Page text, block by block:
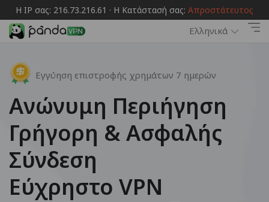
Η IP σας: 216.73.216.61 · Η Κατάστασή σας: Απροστάτευτος
Ελληνικά
Εγγύηση επιστροφής χρημάτων 7 ημερών
Ανώνυμη Περιήγηση
Γρήγορη & Ασφαλής
Σύνδεση
Εύχρηστο VPN